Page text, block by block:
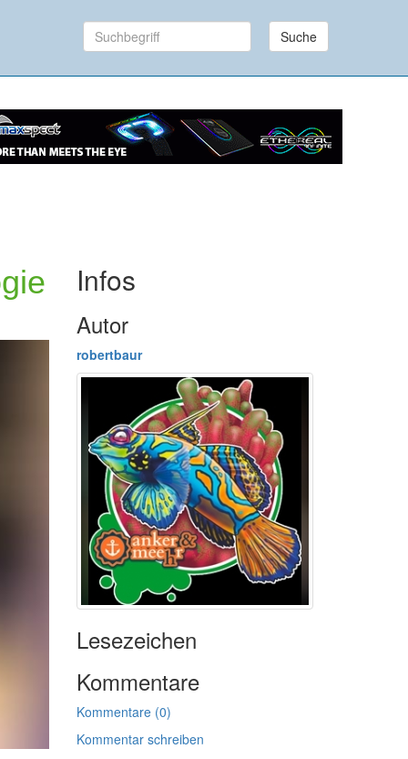
Suche
Infos
Autor
robertbaur
Lesezeichen
Kommentare
Kommentare (0)
Kommentar schreiben